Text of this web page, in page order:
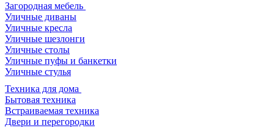
Загородная мебель
Уличные диваны
Уличные кресла
Уличные шезлонги
Уличные столы
Уличные пуфы и банкетки
Уличные стулья
Техника для дома
Бытовая техника
Встраиваемая техника
Двери и перегородки